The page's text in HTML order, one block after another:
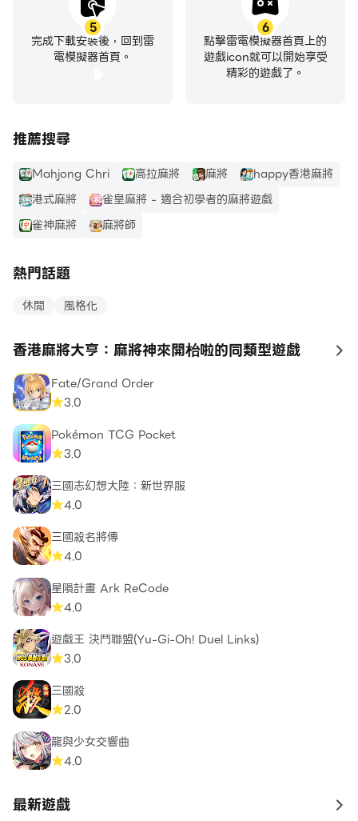
5
完成下載安裝後，回到雷
電模擬器首頁。
6
點擊雷電模擬器首頁上的
遊戲icon就可以開始享受
精彩的遊戲了。
推薦搜尋
Mahjong Chri 高拉麻將 麻將
happy香港麻將
港式麻將
雀皇麻將 - 適合初學者的麻將遊戲
雀神麻將
麻將師
熱門話題
休閒 風格化
香港麻將大亨：麻將神來開枱啦的同類型遊戲 to
Fate/Grand Order
3.0
Pokémon TCG Pocket
3.0
三國志幻想大陸：新世界服
4.0
三國殺名將傳
4.0
星隕計畫 Ark ReCode
4.0
遊戲王 決鬥聯盟(Yu-Gi-Oh! Duel Links)
3.0
三國殺
2.0
龍與少女交響曲
4.0
最新遊戲 to